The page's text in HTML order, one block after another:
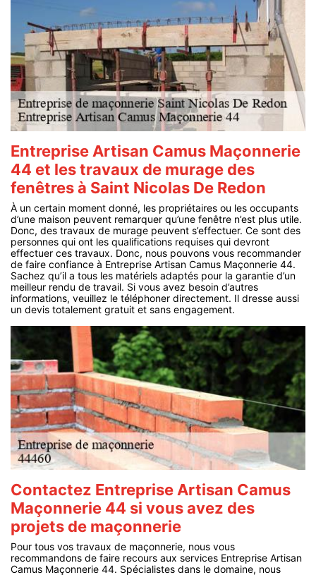
Entreprise Artisan Camus Maçonnerie
44 et les travaux de murage des
fenêtres à Saint Nicolas De Redon
À un certain moment donné, les propriétaires ou les occupants
d’une maison peuvent remarquer qu’une fenêtre n’est plus utile.
Donc, des travaux de murage peuvent s’effectuer. Ce sont des
personnes qui ont les qualifications requises qui devront
effectuer ces travaux. Donc, nous pouvons vous recommander
de faire confiance à Entreprise Artisan Camus Maçonnerie 44.
Sachez qu’il a tous les matériels adaptés pour la garantie d’un
meilleur rendu de travail. Si vous avez besoin d’autres
informations, veuillez le téléphoner directement. Il dresse aussi
un devis totalement gratuit et sans engagement.
Contactez Entreprise Artisan Camus
Maçonnerie 44 si vous avez des
projets de maçonnerie
Pour tous vos travaux de maçonnerie, nous vous
recommandons de faire recours aux services Entreprise Artisan
Camus Maçonnerie 44. Spécialistes dans le domaine, nous